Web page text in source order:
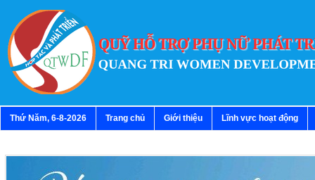
Thứ Năm, 6-8-2026 Trang chủ Giới thiệu Lĩnh vực hoạt động